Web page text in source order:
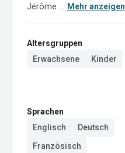
Jérôme ...
Mehr anzeigen
Altersgruppen
Erwachsene
Kinder
Sprachen
Englisch
Deutsch
Französisch